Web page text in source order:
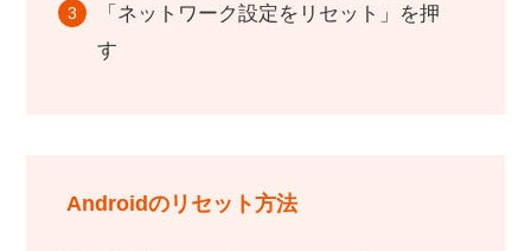
「ネットワーク設定をリセット」を押
す
Androidのリセット方法